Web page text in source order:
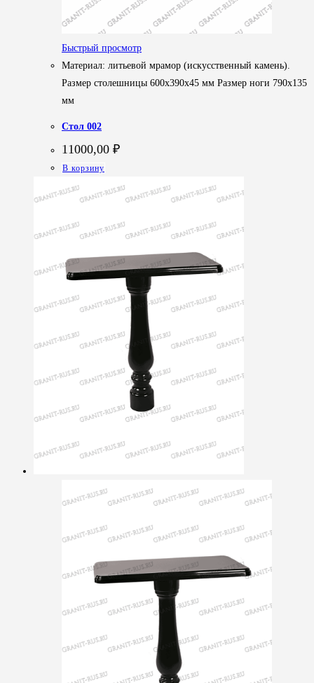
Быстрый просмотр
Материал: литьевой мрамор (искусственный камень).
Размер столешницы 600х390х45 мм Размер ноги 790х135
мм
Стол 002
11000,00 ₽
В корзину